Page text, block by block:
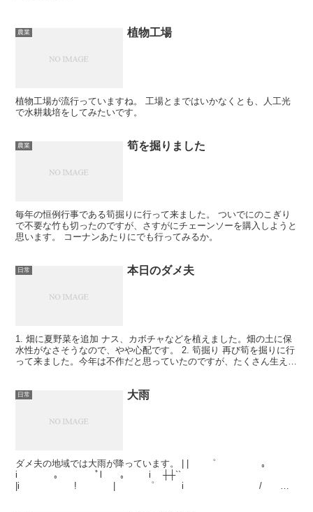
農業 植物工場
植物工場が流行っていますね。 工場とまではいかなくとも、人工光
で水耕栽培をしてみたいです。
農業 筍を掘りました
毎年の恒例行事である筍掘りに行って来ました。 ついでにのこぎり
で不要な竹も切ったのですが、さすがにチェーンソーを購入しようと
思います。 コーナンあたりにでも行ってみるか。
日常 本日のダメ夫
1. 畑に夏野菜を追加 ナス、カボチャなどを植えました。畑の土に保
水性がなさそうなので、やや心配です。 2. 筍掘り 再び筍を掘りに行
って来ました。今年は不作だと思っていたのですが、たくさん生えて
日常 大雨
ダメ夫の地域では大雨が降っています。 | | ゜ ｡
i ｡ ﾟl ｡ i ┼┼``
|i ! | ゜ i / ア